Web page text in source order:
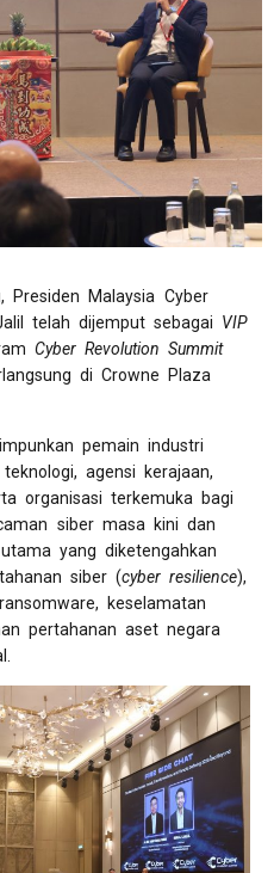
Malaysia Cyber
telah dijemput sebagai VIP
Cyber Revolution Summit
di Crowne Plaza
pemain industri
agensi kerajaan,
organisasi terkemuka bagi
siber masa kini dan
yang diketengahkan
siber (cyber resilience),
keselamatan
pertahanan aset negara